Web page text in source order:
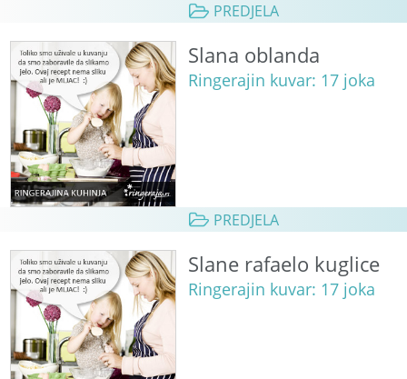
PREDJELA
Slana oblanda
Ringerajin kuvar: 17 joka
PREDJELA
Slane rafaelo kuglice
Ringerajin kuvar: 17 joka